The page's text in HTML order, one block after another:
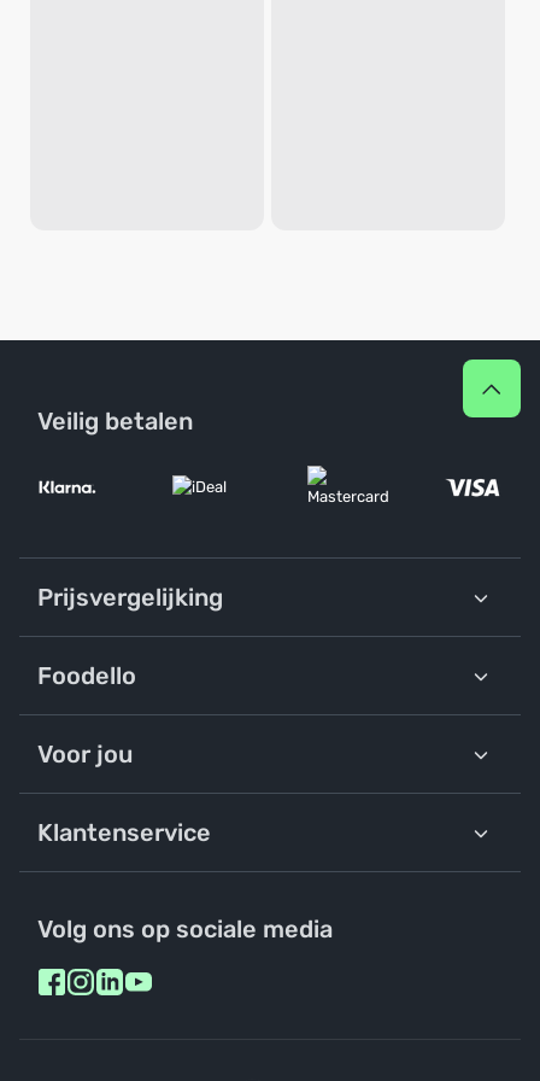
Veilig betalen
Prijsvergelijking
Foodello
Voor jou
Klantenservice
Volg ons op sociale media